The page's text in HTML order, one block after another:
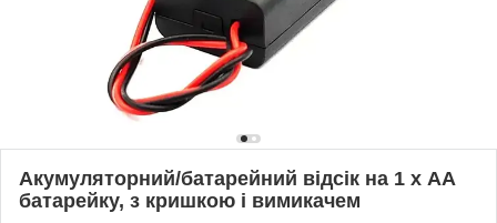
Акумуляторний/батарейний відсік на 1 х AA
батарейку, з кришкою і вимикачем